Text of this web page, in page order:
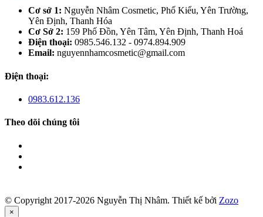
Cơ sở 1: Nguyễn Nhâm Cosmetic, Phố Kiểu, Yên Trường,
Yên Định, Thanh Hóa
Cơ Sở 2: 159 Phố Đồn, Yên Tâm, Yên Định, Thanh Hoá
Điện thoại: 0985.546.132 - 0974.894.909
Email: nguyennhamcosmetic@gmail.com
Điện thoại:
0983.612.136
Theo dõi chúng tôi
© Copyright 2017-2026 Nguyễn Thị Nhâm. Thiết kế bởi Zozo
×